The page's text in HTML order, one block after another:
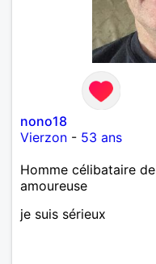
nono18
Vierzon - 53 ans
Homme célibataire
amoureuse
je suis sérieux